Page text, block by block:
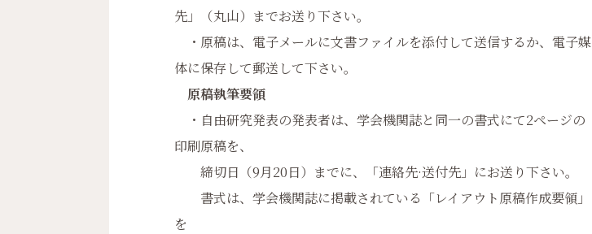
先」（丸山）までお送り下さい。
・原稿は、電子メールに文書ファイルを添付して送信するか、電子媒
体に保存して郵送して下さい。
原稿執筆要領
・自由研究発表の発表者は、学会機関誌と同一の書式にて2ページの
印刷原稿を、
締切日（9月20日）までに、「連絡先·送付先」にお送り下さい。
書式は、学会機関誌に掲載されている「レイアウト原稿作成要領」
を